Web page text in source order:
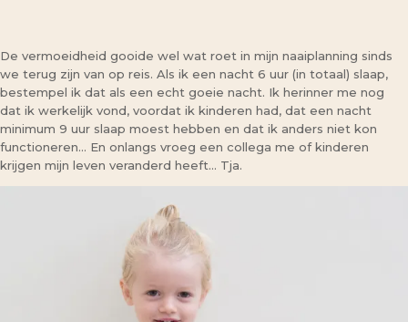
De vermoeidheid gooide wel wat roet in mijn naaiplanning sinds
we terug zijn van op reis. Als ik een nacht 6 uur (in totaal) slaap,
bestempel ik dat als een echt goeie nacht. Ik herinner me nog
dat ik werkelijk vond, voordat ik kinderen had, dat een nacht
minimum 9 uur slaap moest hebben en dat ik anders niet kon
functioneren… En onlangs vroeg een collega me of kinderen
krijgen mijn leven veranderd heeft… Tja.